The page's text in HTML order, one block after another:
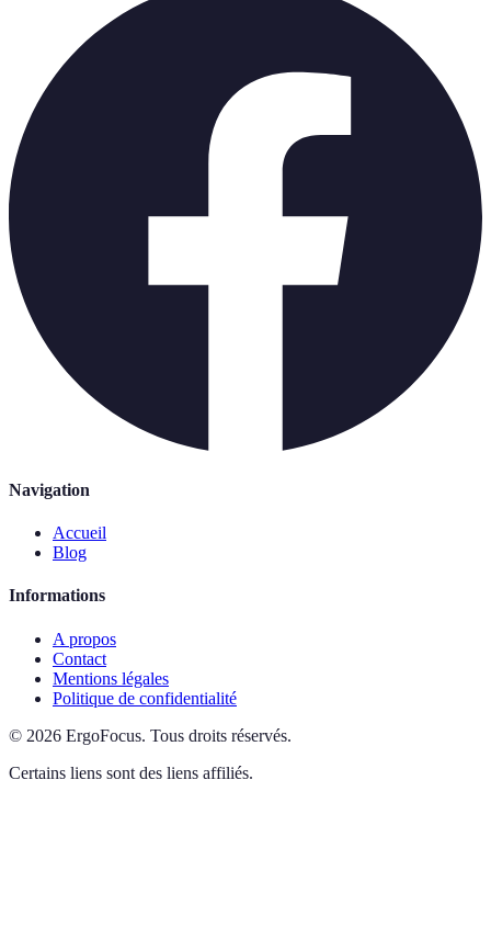
Navigation
Accueil
Blog
Informations
A propos
Contact
Mentions légales
Politique de confidentialité
© 2026 ErgoFocus. Tous droits réservés.
Certains liens sont des liens affiliés.